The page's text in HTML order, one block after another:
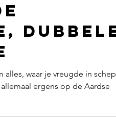
waar je vreugde in
ergens op de Aardse